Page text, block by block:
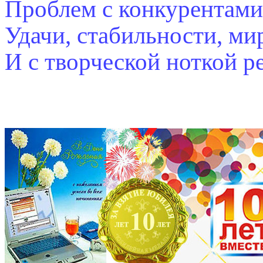
Проблем с конкурентами
Удачи, стабильности,
И с творческой ноткой